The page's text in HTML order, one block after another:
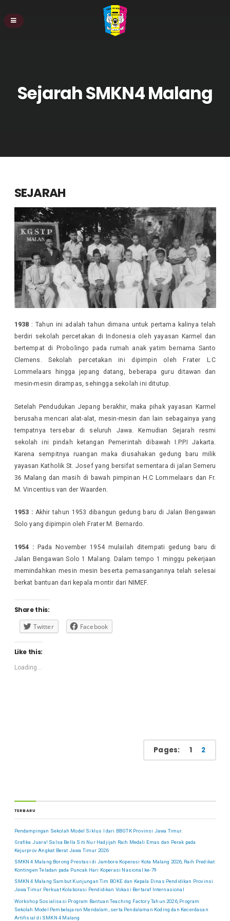
Sejarah SMKN4 Malang
SEJARAH
1938 : Tahun ini adalah tahun dimana untuk pertama kalinya telah
berdiri sekolah percetakan di Indonesia oleh yayasan Karmel dan
bertempat di Probolingo pada rumah anak yatim bernama Santo
Clemens. Sekolah percetakan ini dipimpin oleh Frater L.C
Lommelaars hingga jepang datang, beberapa guru ditawan dan
mesin-mesin dirampas, sehingga sekolah ini ditutup.
Setelah Pendudukan Jepang berakhir, maka pihak yayasan Karmel
berusaha mencari alat-alat, mesin-mesin dan lain sebagainya yang
tempatnya tersebar di seluruh Jawa. Kemudian Sejarah resmi
sekolah ini pindah ketangan Pemerintah dibawah I.P.P.I Jakarta.
Karena sempitnya ruangan maka diusahakan gedung baru milik
yayasan Katholik St. Josef yang bersifat sementara di jalan Semeru
36 Malang dan masih di bawah pimpinan H.C Lommelaars dan Fr.
M. Vincentius van der Waarden.
1953 :Akhir tahun 1953 dibangun gedung baru di Jalan Bengawan
Solo yang dipimpin oleh Frater M. Bernardo.
1954 : Pada November 1954 mulailah ditempati gedung baru di
Jalan Bengawan Solo 1 Malang. Dalam tempo 1 minggu pekerjaan
memindahkan mesin mesin beserta pemasangannya telah selesai
berkat bantuan dari kepala montir dari NIMEF.
Share this:
Twitter
Facebook
Like this:
Loading...
Pages: 1 2
TERBARU
Pendampingan Sekolah Model Siklus I dari BBGTK Provinsi Jawa Timur.
Grafika Juara! Salsa Bella Siti Nur Hadjijah Raih Medali Emas dan Perak pada
Kejurprov Angkat Berat Jawa Timur 2026
SMKN 4 Malang Borong Prestasi di Jambore Koperasi Kota Malang 2026, Raih Predikat
Kontingen Teladan pada Puncak Hari Koperasi Nasional ke-79
SMKN 4 Malang Sambut Kunjungan Tim BOKE dan Kepala Dinas Pendidikan Provinsi
Jawa Timur Perkuat Kolaborasi Pendidikan Vokasi Bertaraf Internasional
Workshop Sosialisasi Program Bantuan Teaching Factory Tahun 2026, Program
Sekolah Model Pembelajaran Mendalam, serta Pendalaman Koding dan Kecerdasan
Artifisial di SMKN 4 Malang